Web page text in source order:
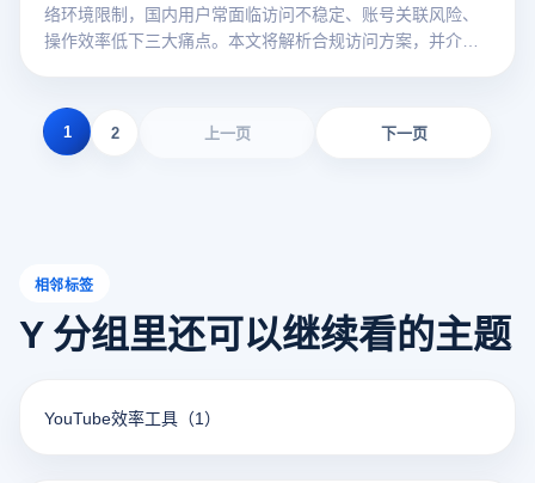
络环境限制，国内用户常面临访问不稳定、账号关联风险、
操作效率低下三大痛点。本文将解析合规访问方案，并介绍
上一页
1 2 下一页
相邻标签
Y 分组里还可以继续看的主题
YouTube效率工具 （1）